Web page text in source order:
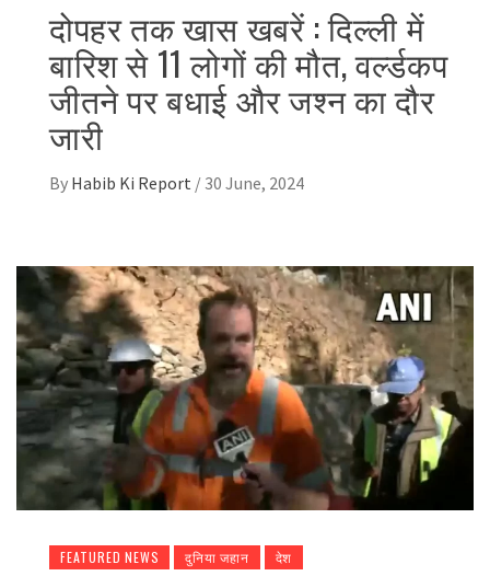
दोपहर तक खास खबरें : दिल्ली में
बारिश से 11 लोगों की मौत, वर्ल्डकप
जीतने पर बधाई और जश्न का दौर
जारी
By Habib Ki Report / 30 June, 2024
FEATURED NEWS दुनिया जहान देश